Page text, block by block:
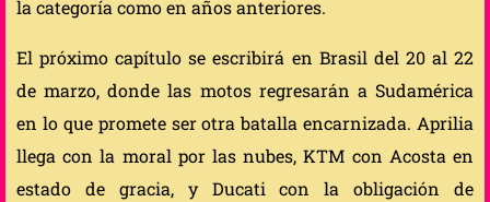
la categoría como en años anteriores.
El próximo capítulo se escribirá en Brasil del 20 al 22
de marzo, donde las motos regresarán a Sudamérica
en lo que promete ser otra batalla encarnizada. Aprilia
llega con la moral por las nubes, KTM con Acosta en
estado de gracia, y Ducati con la obligación de